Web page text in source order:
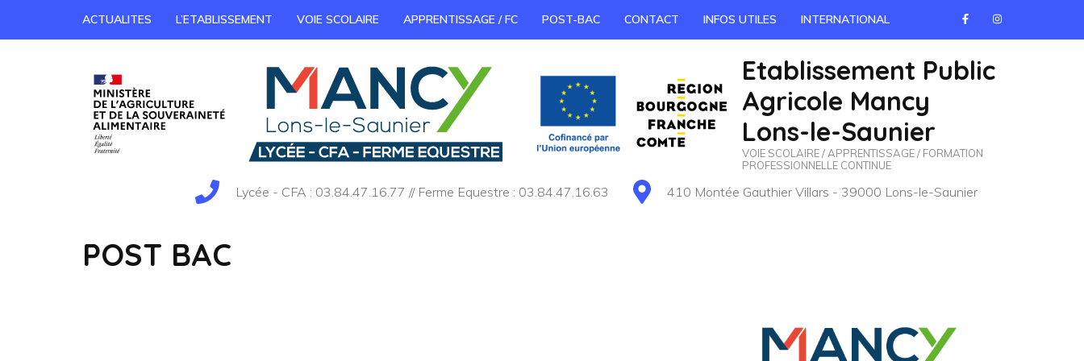
ACTUALITES L’ETABLISSEMENT VOIE SCOLAIRE APPRENTISSAGE / FC POST-BAC CONTACT INFOS UTILES INTERNATIONAL
Etablissement Public
Agricole Mancy
Lons-le-Saunier
VOIE SCOLAIRE / APPRENTISSAGE / FORMATION
PROFESSIONNELLE CONTINUE
410 Montée Gauthier Villars - 39000 Lons-le-Saunier
Lycée - CFA : 03.84.47.16.77 // Ferme Equestre : 03.84.47.16.63
POST BAC